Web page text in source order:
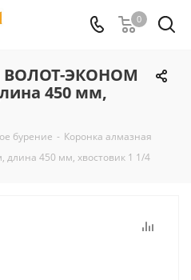
0
ВОЛОТ-ЭКОНОМ
450 мм,
бурение - Коронка алмазная
450 мм, хвостовик 1 1/4